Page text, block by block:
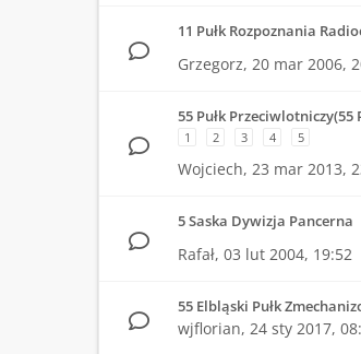
11 Pułk Rozpoznania
Grzegorz, 20 mar 2006,
55 Pułk
1 2 3 4 5
Wojciech, 23 mar 2013,
5 Saska Dywizja Pancerna
Rafał, 03 lut 2004, 19:52
55 Elbląski Pułk
wjflorian, 24 sty 2017,